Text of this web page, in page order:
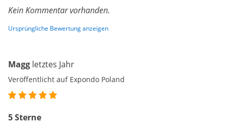
Kein Kommentar vorhanden.
Ursprüngliche Bewertung anzeigen
Magg letztes Jahr
Veröffentlicht auf Expondo Poland
5 Sterne